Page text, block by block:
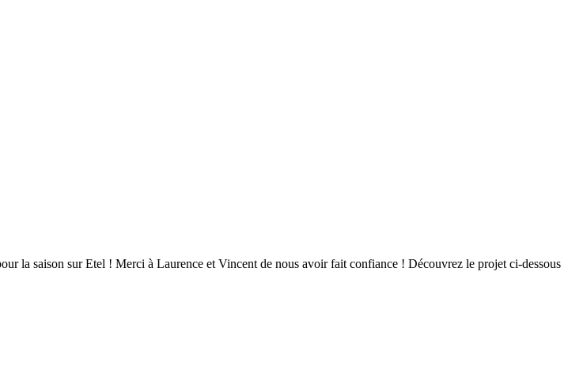
la saison sur Etel ! Merci à Laurence et Vincent de nous avoir fait confiance ! Découvrez le projet ci-dessous